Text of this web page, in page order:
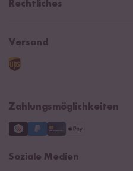
Rezepte
Kontaktformular
Presse
Navacopah
Reishunger Gutscheine
B2B
Rechtliches
Datenschutzerklärung
Versand
Zahlungsmöglichkeiten
Soziale Medien